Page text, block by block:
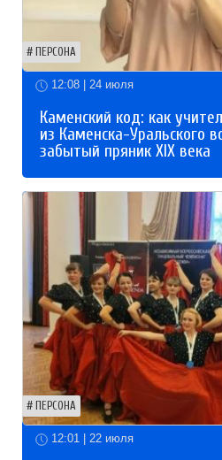
ПЕРСОНА
12:08 | 24 июля
Каменский код: как
из Каменска-Уральского
забытый пряник XIX века
ПЕРСОНА
12:01 | 22 июля